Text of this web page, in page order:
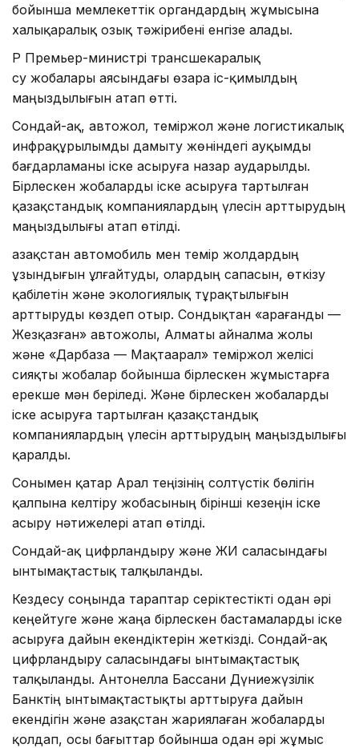
бойынша мемлекеттік органдардың жұмысына
халықаралық озық тәжірибені енгізе алады.
ҚР Премьер-министрі трансшекаралық
су жобалары аясындағы өзара іс-қимылдың
маңыздылығын атап өтті.
Сондай-ақ, автожол, теміржол және логистикалық
инфрақұрылымды дамыту жөніндегі ауқымды
бағдарламаны іске асыруға назар аударылды.
Бірлескен жобаларды іске асыруға тартылған
қазақстандық компаниялардың үлесін арттырудың
маңыздылығы атап өтілді.
Қазақстан автомобиль мен темір жолдардың
ұзындығын ұлғайтуды, олардың сапасын, өткізу
қабілетін және экологиялық тұрақтылығын
арттыруды көздеп отыр. Сондықтан «Қарағанды —
Жезқазған» автожолы, Алматы айналма жолы
және «Дарбаза — Мақтаарал» теміржол желісі
сияқты жобалар бойынша бірлескен жұмыстарға
ерекше мән беріледі. Және бірлескен жобаларды
іске асыруға тартылған қазақстандық
компаниялардың үлесін арттырудың маңыздылығы
қаралды.
Сонымен қатар Арал теңізінің солтүстік бөлігін
қалпына келтіру жобасының бірінші кезеңін іске
асыру нәтижелері атап өтілді.
Сондай-ақ цифрландыру және ЖИ саласындағы
ынтымақтастық талқыланды.
Кездесу соңында тараптар серіктестікті одан әрі
кеңейтуге және жаңа бірлескен бастамаларды іске
асыруға дайын екендіктерін жеткізді. Сондай-ақ
цифрландыру саласындағы ынтымақтастық
талқыланды. Антонелла Бассани Дүниежүзілік
Банктің ынтымақтастықты арттыруға дайын
екендігін және Қазақстан жариялаған жобаларды
қолдап, осы бағыттар бойынша одан әрі жұмыс